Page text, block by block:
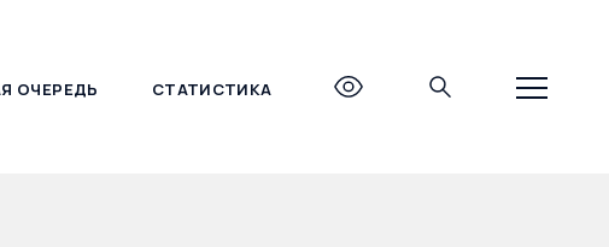
ОЧЕРЕДЬ СТАТИСТИКА
+7 (495) 690-27-27